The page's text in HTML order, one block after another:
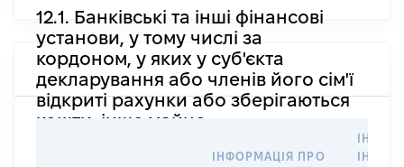
12.1. Банківські та інші фінансові
установи, у тому числі за
кордоном, у яких у суб'єкта
декларування або членів його сім'ї
відкриті рахунки або зберігаються
кошти, інше майно
ІНФОРМАЦІЯ ПРО
ІНШУ